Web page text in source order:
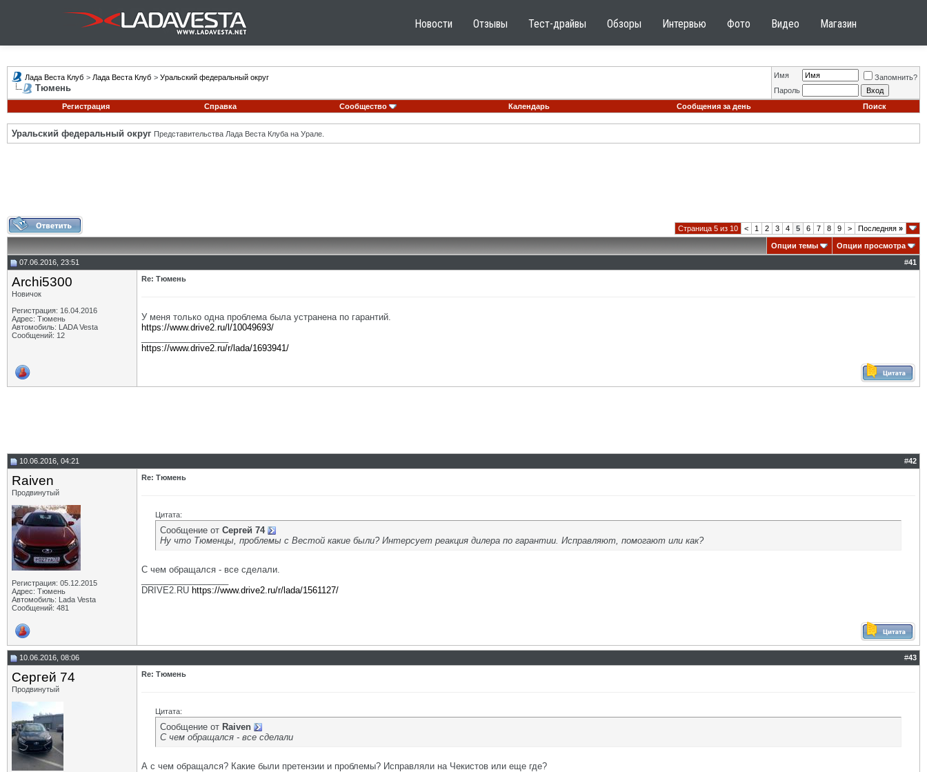
Новости Отзывы Тест-драйвы Обзоры Интервью Фото Видео Магазин
Лада Веста Клуб > Лада Веста Клуб > Уральский федеральный округ
Тюмень
Имя
Запомнить?
Пароль
Регистрация
Справка Сообщество Календарь Сообщения за день Поиск
Уральский федеральный округ Представительства Лада Веста Клуба на Урале.
Страница 5 из 10 < 1 2 3 4 5 6 7 8 9 > Последняя »
Опции темы
Опции просмотра
07.06.2016, 23:51
#41
Archi5300
Новичок
Регистрация: 16.04.2016
Адрес: Тюмень
Автомобиль: LADA Vesta
Сообщений: 12
Re: Тюмень
У меня только одна проблема была устранена по гарантий.
https://www.drive2.ru/l/10049693/
https://www.drive2.ru/r/lada/1693941/
10.06.2016, 04:21 #42
Raiven
Продвинутый
Регистрация: 05.12.2015
Адрес: Тюмень
Автомобиль: Lada Vesta
Сообщений: 481
Re: Тюмень
Цитата:
Сообщение от Сергей 74
Ну что Тюменцы, проблемы с Вестой какие были? Интерсует реакция дилера по гарантии. Исправляют, помогают или как?
С чем обращался - все сделали.
DRIVE2.RU https://www.drive2.ru/r/lada/1561127/
10.06.2016, 08:06 #43
Сергей 74
Продвинутый
Re: Тюмень
Цитата:
Сообщение от Raiven
С чем обращался - все сделали
А с чем обращался? Какие были претензии и проблемы? Исправляли на Чекистов или еще где?